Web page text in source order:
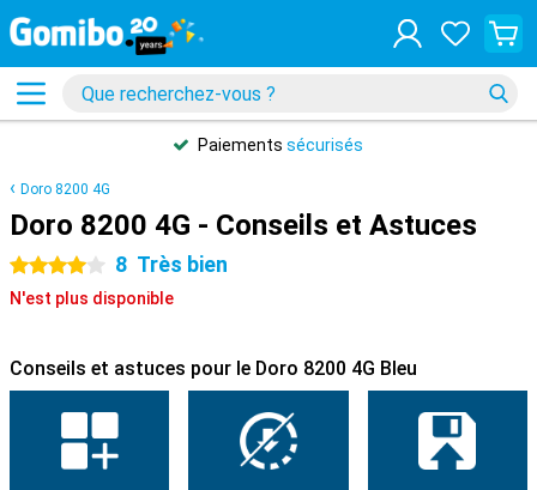
Paiements sécurisés
Doro 8200 4G
Doro 8200 4G - Conseils et Astuces
4 étoiles 8 Très bien
N'est plus disponible
Conseils et astuces pour le Doro 8200 4G Bleu